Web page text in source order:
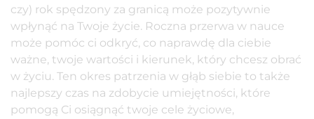
czy) rok spędzony za granicą może pozytywnie
wpłynąć na Twoje życie. Roczna przerwa w nauce
może pomóc ci odkryć, co naprawdę dla ciebie
ważne, twoje wartości i kierunek, który chcesz obrać
w życiu. Ten okres patrzenia w głąb siebie to także
najlepszy czas na zdobycie umiejętności, które
pomogą Ci osiągnąć twoje cele życiowe,